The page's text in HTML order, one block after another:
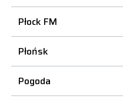
Płock FM
Płońsk
Pogoda